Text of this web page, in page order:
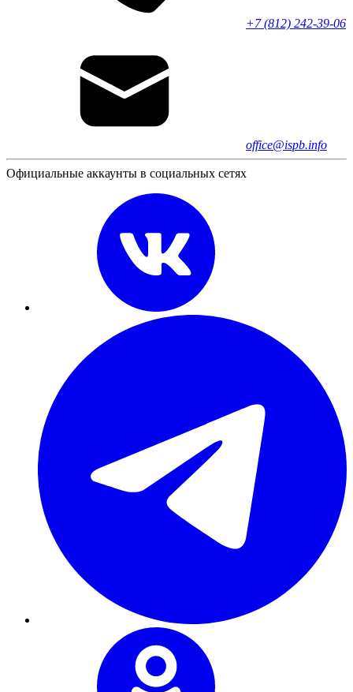
+7 (812) 242-39-06
office@ispb.info
Официальные аккаунты в социальных сетях